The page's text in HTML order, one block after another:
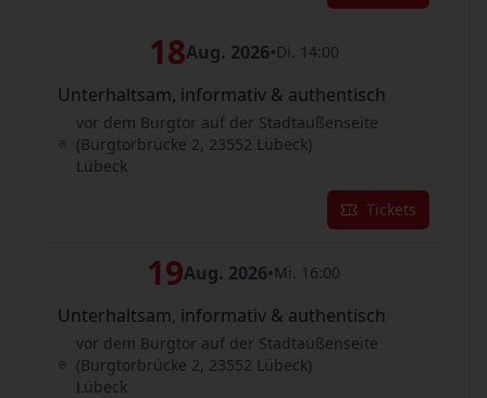
18Aug. 2026•Di. 14:00
Unterhaltsam, informativ & authentisch
vor dem Burgtor auf der Stadtaußenseite
(Burgtorbrücke 2, 23552 Lübeck)
Lübeck
Tickets
19Aug. 2026•Mi. 16:00
Unterhaltsam, informativ & authentisch
vor dem Burgtor auf der Stadtaußenseite
(Burgtorbrücke 2, 23552 Lübeck)
Lübeck